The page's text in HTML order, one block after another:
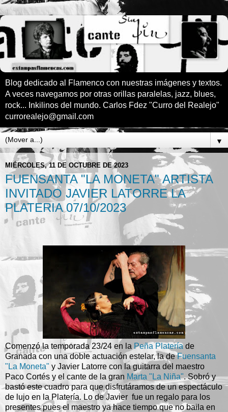
Blog dedicado al Flamenco con nuestras imágenes y textos.
A veces navegamos por otras orillas paralelas, jazz, blues,
rock... Inkilinos del mundo. Carlos Fdez "Curro del Realejo"
currorealejo@gmail.com
▼
MIÉRCOLES, 11 DE OCTUBRE DE 2023
FUENSANTA "LA MONETA" ARTISTA
INVITADO JAVIER LATORRE LA
PLATERIA 07/10/2023
Comenzó la temporada 23/24 en la Peña Platería de
Granada con una doble actuación estelar, la deFuensanta
"La Moneta" y Javier Latorre con la guitarra del maestro
Paco Cortés y el cante de la gran Marta "La Niña". Sobró y
bastó este cuadro para que disfrutáramos de un espectáculo
de lujo en la Platería. Lo de Javier fue un regalo para los
presentes pues el maestro ya hace tiempo que no baila en